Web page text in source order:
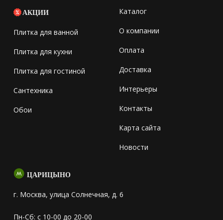
АКЦИИ
Плитка для ванной
Плитка для кухни
Плитка для гостиной
Сантехника
Обои
Каталог
О компании
Оплата
Доставка
Интерьеры
Контакты
Карта сайта
Новости
ЦАРИЦЫНО
г. Москва, улица Солнечная, д. 6
Пн-Сб: с 10-00 до 20-00